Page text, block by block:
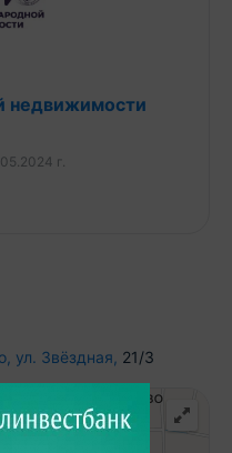
лоджия - это
для отдыха и
удобное кресло-
подушкой.
времени с
природы.
очень удобно. Он
плиткой, есть
машина.
Здесь
недвижимости
г.
ул. Звёздная 21/3